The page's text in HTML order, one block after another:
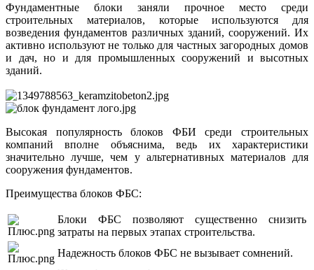
Фундаментные блоки заняли прочное место среди
строительных материалов, которые используются для
возведения фундаментов различных зданий, сооружений. Их
активно используют не только для частных загородных домов
и дач, но и для промышленных сооружений и высотных
зданий.
Высокая популярность блоков ФБИ среди строительных
компаний вполне объяснима, ведь их характеристики
значительно лучше, чем у альтернативных материалов для
сооружения фундаментов.
Преимущества блоков ФБС:
Блоки ФБС позволяют существенно снизить
затраты на первых этапах строительства.
Надежность блоков ФБС не вызывает сомнений.